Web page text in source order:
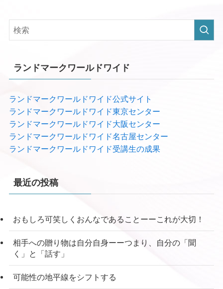
ランドマークワールドワイド
ランドマークワールドワイド公式サイト
ランドマークワールドワイド東京センター
ランドマークワールドワイド大阪センター
ランドマークワールドワイド名古屋センター
ランドマークワールドワイド受講生の成果
最近の投稿
おもしろ可笑しくおんなであることーーこれが大切！
相手への贈り物は自分自身ーーつまり、自分の「聞
く」と「話す」
可能性の地平線をシフトする